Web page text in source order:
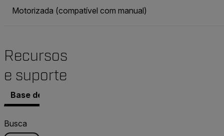
Motorizada (compatível com manual)
Recursos
e suporte
Base de conhecimento
Busca